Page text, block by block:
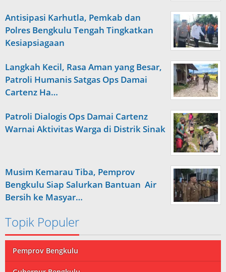
Antisipasi Karhutla, Pemkab dan
Polres Bengkulu Tengah Tingkatkan
Kesiapsiagaan
Langkah Kecil, Rasa Aman yang Besar,
Patroli Humanis Satgas Ops Damai
Cartenz Ha…
Patroli Dialogis Ops Damai Cartenz
Warnai Aktivitas Warga di Distrik Sinak
Musim Kemarau Tiba, Pemprov
Bengkulu Siap Salurkan Bantuan Air
Bersih ke Masyar…
Topik Populer
Pemprov Bengkulu